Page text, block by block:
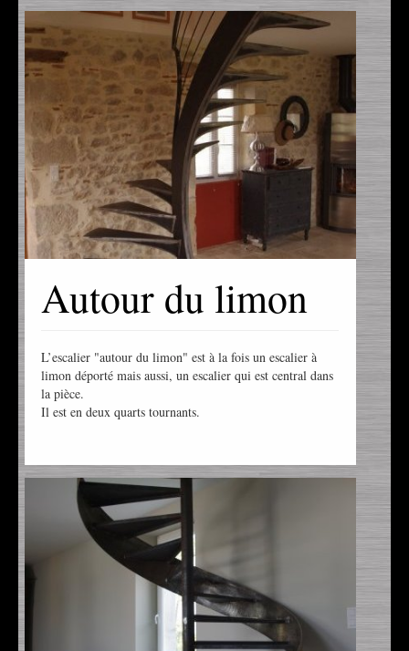
Autour du limon
L’escalier "autour du limon" est à la fois un escalier à
limon déporté mais aussi, un escalier qui est central dans
la pièce.
Il est en deux quarts tournants.